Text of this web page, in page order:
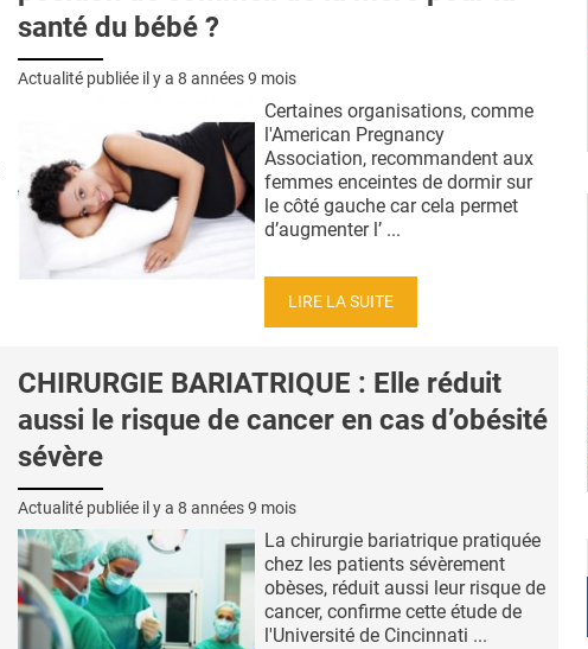
santé du bébé ?
Actualité publiée il y a 8 années 9 mois
Certaines organisations, comme
l'American Pregnancy
Association, recommandent aux
femmes enceintes de dormir sur
le côté gauche car cela permet
d’augmenter l’ ...
LIRE LA SUITE
CHIRURGIE BARIATRIQUE : Elle réduit
aussi le risque de cancer en cas d’obésité
sévère
Actualité publiée il y a 8 années 9 mois
La chirurgie bariatrique pratiquée
chez les patients sévèrement
obèses, réduit aussi leur risque de
cancer, confirme cette étude de
l'Université de Cincinnati ...